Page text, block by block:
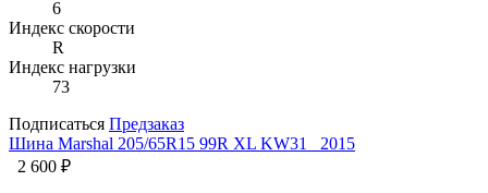
6
Индекс скорости
R
Индекс нагрузки
73
Подписаться Предзаказ
Шина Marshal 205/65R15 99R XL KW31 _2015
2 600 ₽